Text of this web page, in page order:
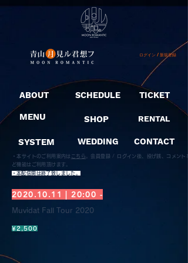
ログイン / 新規登録
ABOUT
MENU
SYSTEM
SCHEDULE
SHOP
WEDDING
TICKET
RENTAL
CONTACT
・本サイトのご利用案内は こちら
会員登録 / ログイン後、投げ銭、コメント
ど機能はご利用頂けます。
​・本配信開は終了致しました。
2020.10.11 | 20:00 -
Muvidat Fall Tour 2020
¥2,500